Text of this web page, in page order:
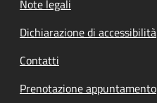
Note legali
Dichiarazione di accessibilità
Contatti
Prenotazione appuntamento